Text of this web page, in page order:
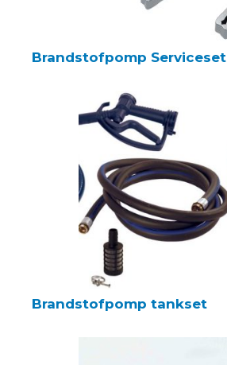
Brandstofpomp Serviceset
Brandstofpomp tankset